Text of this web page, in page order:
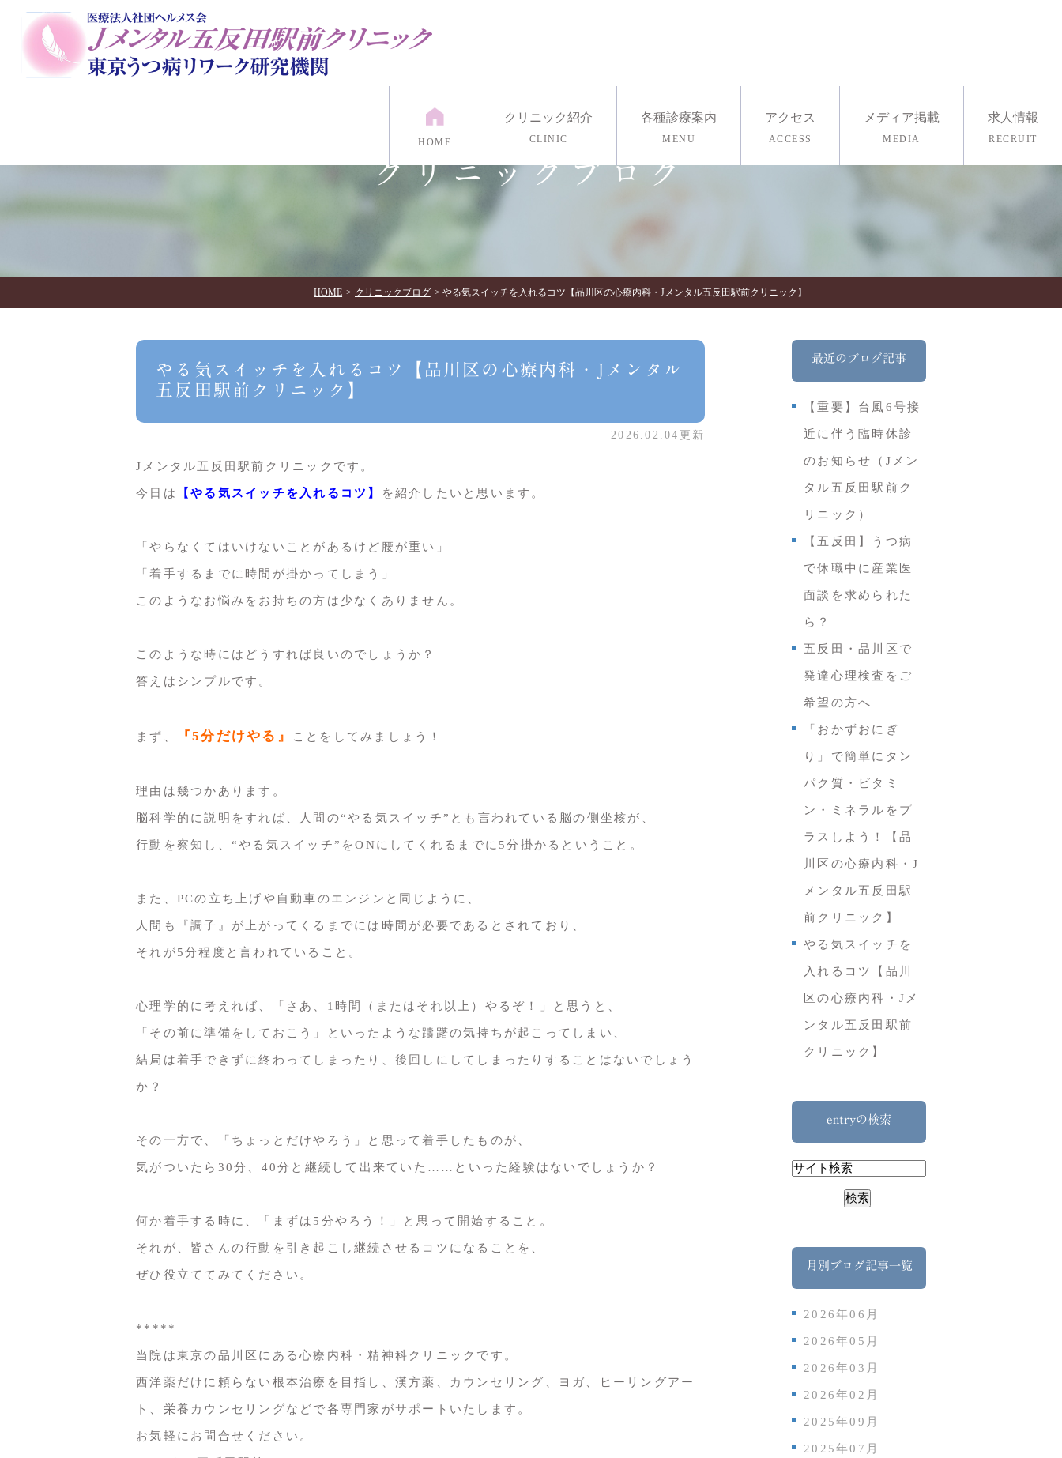
HOME
クリニック紹介
CLINIC
医院紹介 アクセス・診療時間
各種診療案内
MENU
漢方外来 発達外来 リワーク外来
アクセス
ACCESS
メディア掲載
MEDIA
求人情報
RECRUIT
クリニックブログ
HOME クリニックブログ やる気スイッチを入れるコツ【品川区の心療内科・Jメンタル五反田駅前クリニック】
やる気スイッチを入れるコツ【品川区の心療内科・Jメンタル
五反田駅前クリニック】
2026.02.04更新
Jメンタル五反田駅前クリニックです。
今日は 【やる気スイッチを入れるコツ】 を紹介したいと思います。
「やらなくてはいけないことがあるけど腰が重い」
「着手するまでに時間が掛かってしまう」
このようなお悩みをお持ちの方は少なくありません。
このような時にはどうすれば良いのでしょうか？
答えはシンプルです。
まず、 『5分だけやる』 ことをしてみましょう！
理由は幾つかあります。
脳科学的に説明をすれば、人間の“やる気スイッチ”とも言われている脳の側坐核が、
行動を察知し、“やる気スイッチ”をONにしてくれるまでに5分掛かるということ。
また、PCの立ち上げや自動車のエンジンと同じように、
人間も『調子』が上がってくるまでには時間が必要であるとされており、
それが5分程度と言われていること。
心理学的に考えれば、「さあ、1時間（またはそれ以上）やるぞ！」と思うと、
「その前に準備をしておこう」といったような躊躇の気持ちが起こってしまい、
結局は着手できずに終わってしまったり、後回しにしてしまったりすることはないでしょう
か？
その一方で、「ちょっとだけやろう」と思って着手したものが、
気がついたら30分、40分と継続して出来ていた……といった経験はないでしょうか？
何か着手する時に、「まずは5分やろう！」と思って開始すること。
それが、皆さんの行動を引き起こし継続させるコツになることを、
ぜひ役立ててみてください。
*****
当院は東京の品川区にある心療内科・精神科クリニックです。
西洋薬だけに頼らない根本治療を目指し、漢方薬、カウンセリング、ヨガ、ヒーリングアー
ト、栄養カウンセリングなどで各専門家がサポートいたします。
お気軽にお問合せください。
最近のブログ記事
【重要】台風6号接
近に伴う臨時休診
のお知らせ（Jメン
タル五反田駅前ク
リニック）
【五反田】うつ病
で休職中に産業医
面談を求められた
ら？
五反田・品川区で
発達心理検査をご
希望の方へ
「おかずおにぎ
り」で簡単にタン
パク質・ビタミ
ン・ミネラルをプ
ラスしよう！【品
川区の心療内科・J
メンタル五反田駅
前クリニック】
やる気スイッチを
入れるコツ【品川
区の心療内科・Jメ
ンタル五反田駅前
クリニック】
entryの検索
月別ブログ記事一覧
2026年06月
2026年05月
2026年03月
2026年02月
2025年09月
2025年07月